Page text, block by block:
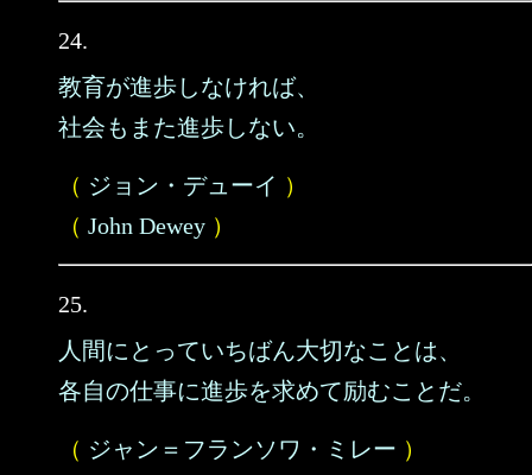
24.
教育が進歩しなければ、
社会もまた進歩しない。
（ ジョン・デューイ ）
（ John Dewey ）
25.
人間にとっていちばん大切なことは、
各自の仕事に進歩を求めて励むことだ。
（ ジャン＝フランソワ・ミレー ）